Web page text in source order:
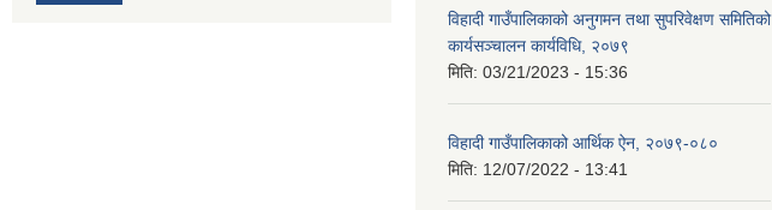
विहादी गाउँपालिकाको अनुगमन तथा सुपरिवेक्षण समितिको
कार्यसञ्चालन कार्यविधि, २०७९
मिति: 03/21/2023 - 15:36
विहादी गाउँपालिकाको आर्थिक ऐन, २०७९-०८०
मिति: 12/07/2022 - 13:41